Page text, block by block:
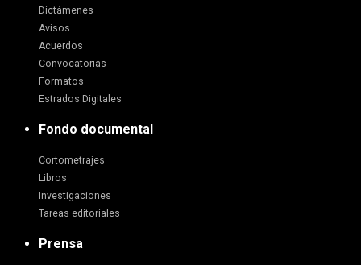
Dictámenes
Avisos
Acuerdos
Convocatorias
Formatos
Estrados Digitales
Fondo documental
Cortometrajes
Libros
Investigaciones
Tareas editoriales
Prensa